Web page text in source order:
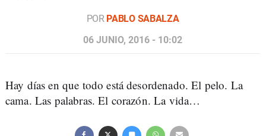
POR PABLO SABALZA
06 JUNIO, 2016 - 10:02
Hay días en que todo está desordenado. El pelo. La
cama. Las palabras. El corazón. La vida…